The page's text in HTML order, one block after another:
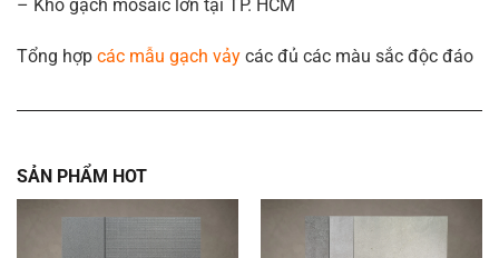
– Kho gạch mosaic lớn tại TP. HCM
Tổng hợp các mẫu gạch vảy các đủ các màu sắc độc đáo
SẢN PHẨM HOT